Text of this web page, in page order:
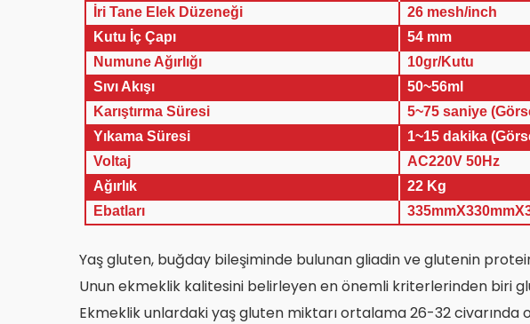
İri Tane Elek Düzeneği
26 mesh/inch
Kutu İç Çapı
54 mm
Numune Ağırlığı
10gr/Kutu
Sıvı Akışı
50~56ml
Karıştırma Süresi
5~75 saniye
Yıkama Süresi
1~15 dakika
Voltaj
AC220V 50Hz
Ağırlık
22 Kg
Ebatları
Yaş gluten, buğday bileşiminde bulunan gliadin ve glutenin
Unun ekmeklik kalitesini belirleyen en önemli kriterlerinden biri
Ekmeklik unlardaki yaş gluten miktarı ortalama 26-32 civarında